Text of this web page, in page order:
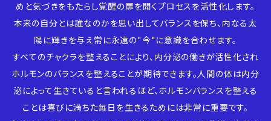
めと気づきをもたらし覚醒の扉を開くプロセスを活性化します。
本来の自分とは誰なのかを思い出してバランスを保ち、内なる太
陽に輝きを与え常に永遠の"今"に意識を合わせます。
すべてのチャクラを整えることにより、内分泌の働きが活性化され
ホルモンのバランスを整えることが期待できます。人間の体は内分
泌によって生きていると言われるほど、ホルモンバランスを整える
ことは喜びに満ちた毎日を生きるためには非常に重要です。